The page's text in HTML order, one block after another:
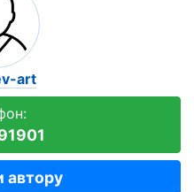
art
автору